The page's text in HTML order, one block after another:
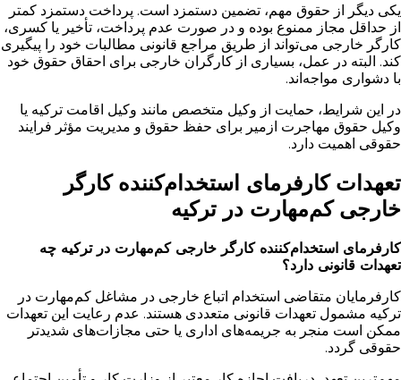
یکی دیگر از حقوق مهم، تضمین دستمزد است. پرداخت دستمزد کمتر
از حداقل مجاز ممنوع بوده و در صورت عدم پرداخت، تأخیر یا کسری،
کارگر خارجی می‌تواند از طریق مراجع قانونی مطالبات خود را پیگیری
کند. البته در عمل، بسیاری از کارگران خارجی برای احقاق حقوق خود
با دشواری مواجه‌اند.
در این شرایط، حمایت از وکیل متخصص مانند وکیل اقامت ترکیه یا
وکیل حقوق مهاجرت ازمیر برای حفظ حقوق و مدیریت مؤثر فرایند
حقوقی اهمیت دارد.
تعهدات کارفرمای استخدام‌کننده کارگر
خارجی کم‌مهارت در ترکیه
کارفرمای استخدام‌کننده کارگر خارجی کم‌مهارت در ترکیه چه
تعهدات قانونی دارد؟
کارفرمایان متقاضی استخدام اتباع خارجی در مشاغل کم‌مهارت در
ترکیه مشمول تعهدات قانونی متعددی هستند. عدم رعایت این تعهدات
ممکن است منجر به جریمه‌های اداری یا حتی مجازات‌های شدیدتر
حقوقی گردد.